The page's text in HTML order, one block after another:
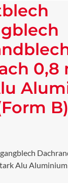
0,8
B)